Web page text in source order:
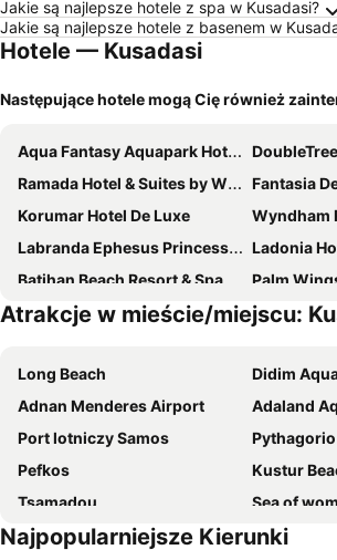
Jakie są najlepsze hotele z spa w Kusadasi?
Jakie są najlepsze hotele z basenem w
Hotele — Kusadasi
Następujące hotele mogą Cię również
Aqua Fantasy Aquapark Hotel & Spa - Ultra All Inclusive
DoubleTree
Ramada Hotel & Suites by Wyndham Kusadasi
Fantasia
Korumar Hotel De Luxe
Wyndham
Labranda Ephesus Princess - All Inclusive
Ladonia
Batihan Beach Resort & Spa
Palm Wings
Sunis Efes Royal Palace Resort & Spa
Sealight
Charisma De Luxe Hotel
Palm Wings
Korumar Ephesus Beach & Spa Resort - Ultra All Inclusive
Arora Hotel
Infinity By Yelken Aquapark & Resorts
Flora
Qlusive Hotel
Batıhan
Marbel Hotel by Palm Wings
Signature
Hotel Akbulut & Spa
Palmin Hotel
Atrakcje w mieście/miejscu:
Long Beach
Didim
Adnan Menderes Airport
Adaland
Port lotniczy Samos
Pythagorio
Pefkos
Kustur
Tsamadou
Sea of
Kusadasi Port
Green
Najpopularniejsze Kierunki